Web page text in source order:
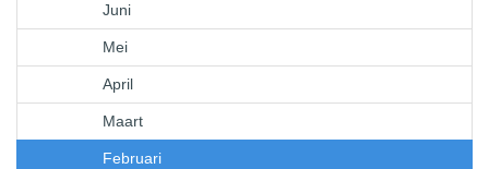
Juni
Mei
April
Maart
Februari